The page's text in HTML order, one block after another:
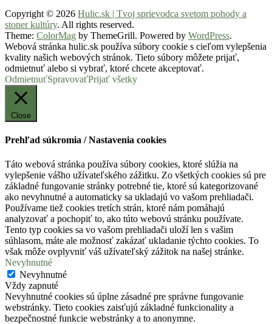
Copyright © 2026 Hulic.sk | Tvoj sprievodca svetom pohody a
stoner kultúry. All rights reserved.
Theme: ColorMag by ThemeGrill. Powered by WordPress.
Webová stránka hulic.sk používa súbory cookie s cieľom vylepšenia
kvality našich webových stránok. Tieto súbory môžete prijať,
odmietnuť alebo si vybrať, ktoré chcete akceptovať.
OdmietnuťSpravovaťPrijať všetky
Close
Prehľad súkromia / Nastavenia cookies
Táto webová stránka používa súbory cookies, ktoré slúžia na
vylepšenie vášho užívateľského zážitku. Zo všetkých cookies sú pre
základné fungovanie stránky potrebné tie, ktoré sú kategorizované
ako nevyhnutné a automaticky sa ukladajú vo vašom prehliadači.
Používame tiež cookies tretích strán, ktoré nám pomáhajú
analyzovať a pochopiť to, ako túto webovú stránku používate.
Tento typ cookies sa vo vašom prehliadači uloží len s vašim
súhlasom, máte ale možnosť zakázať ukladanie týchto cookies. To
však môže ovplyvniť váš užívateľský zážitok na našej stránke.
Nevyhnutné
Nevyhnutné
Vždy zapnuté
Nevyhnutné cookies sú úplne zásadné pre správne fungovanie
webstránky. Tieto cookies zaisťujú základné funkcionality a
bezpečnostné funkcie webstránky a to anonymne.